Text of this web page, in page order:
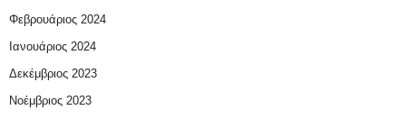
Φεβρουάριος 2024
Ιανουάριος 2024
Δεκέμβριος 2023
Νοέμβριος 2023